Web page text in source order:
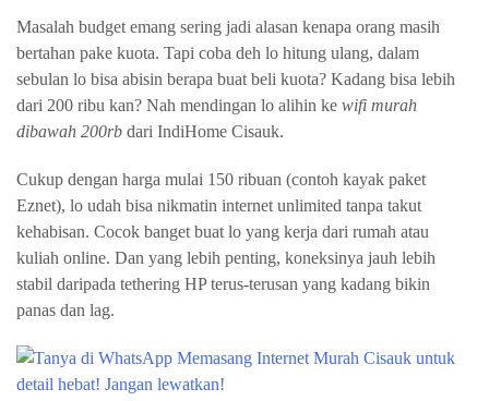
Masalah budget emang sering jadi alasan kenapa orang masih
bertahan pake kuota. Tapi coba deh lo hitung ulang, dalam
sebulan lo bisa abisin berapa buat beli kuota? Kadang bisa lebih
dari 200 ribu kan? Nah mendingan lo alihin ke wifi murah
dibawah 200rb dari IndiHome Cisauk.
Cukup dengan harga mulai 150 ribuan (contoh kayak paket
Eznet), lo udah bisa nikmatin internet unlimited tanpa takut
kehabisan. Cocok banget buat lo yang kerja dari rumah atau
kuliah online. Dan yang lebih penting, koneksinya jauh lebih
stabil daripada tethering HP terus-terusan yang kadang bikin
panas dan lag.